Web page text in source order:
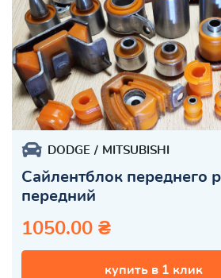
DODGE MITSUBISHI
Сайлентблок переднего
передний
1050.00 ₴
купить в 1 клик